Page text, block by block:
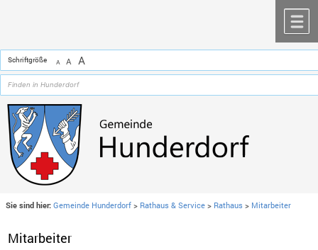
Schriftgröße A A A
Sie sind hier: Gemeinde Hunderdorf > Rathaus & Service > Rathaus > Mitarbeiter
Mitarbeiter